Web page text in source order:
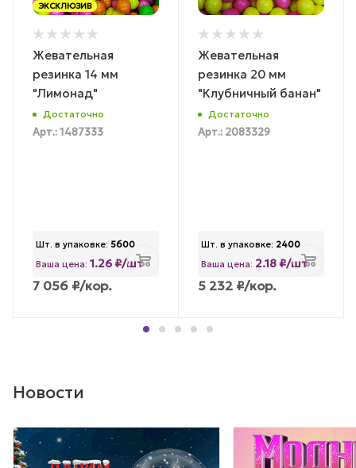
ЭКСКЛЮЗИВ
Жевательная
резинка 14 мм
"Лимонад"
Достаточно
Арт.: 1487333
Шт. в упаковке: 5600
Ваша цена: 1.26 ₽/шт
7 056 ₽/кор.
Жевательная
резинка 20 мм
"Клубничный банан"
Достаточно
Арт.: 2083329
Шт. в упаковке: 2400
Ваша цена: 2.18 ₽/шт
5 232 ₽/кор.
Новости